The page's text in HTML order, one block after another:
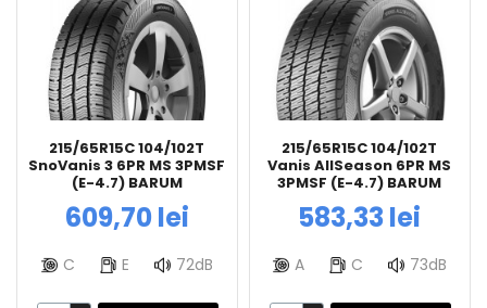
215/65R15C 104/102T
SnoVanis 3 6PR MS 3PMSF
(E-4.7) BARUM
609,70 lei
C E 72dB
215/65R15C 104/102T
Vanis AllSeason 6PR MS
3PMSF (E-4.7) BARUM
583,33 lei
A C 73dB